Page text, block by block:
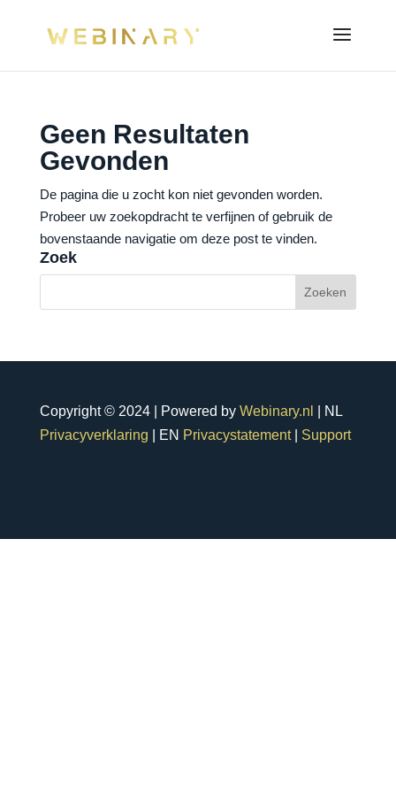
Geen Resultaten
Gevonden
De pagina die u zocht kon niet gevonden worden.
Probeer uw zoekopdracht te verfijnen of gebruik de
bovenstaande navigatie om deze post te vinden.
Zoek
Copyright © 2024 | Powered by Webinary.nl
| NL
Privacyverklaring | EN Privacystatement| Support